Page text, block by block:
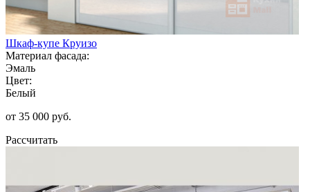
Шкаф-купе Круизо
Материал фасада:
Эмаль
Цвет:
Белый
от 35 000 руб.
Рассчитать